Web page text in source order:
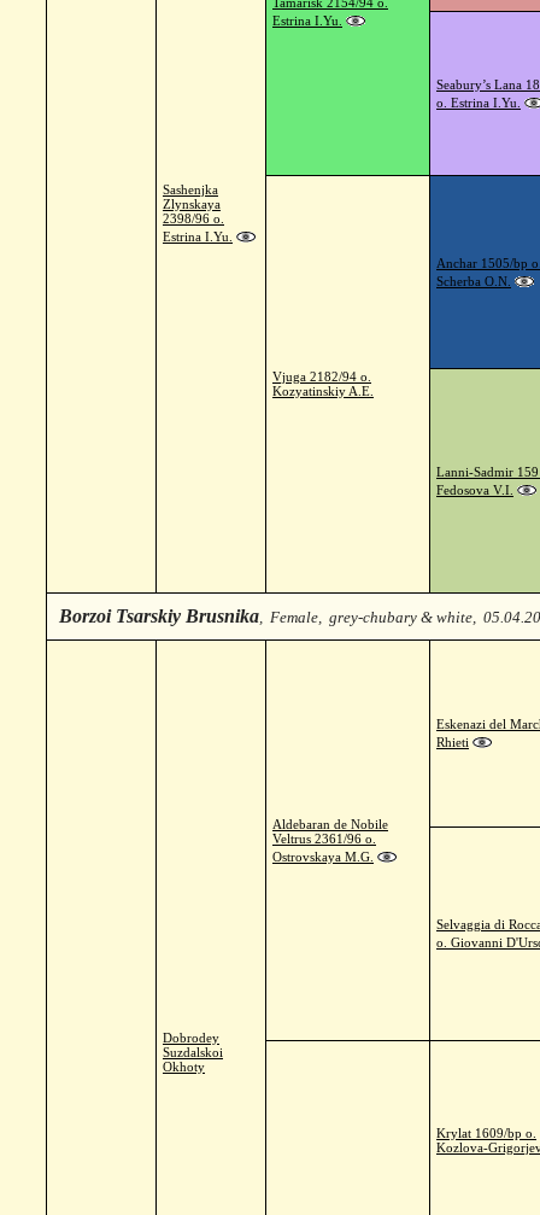
Sashenjka
Zlynskaya
2398/96 o.
Estrina I.Yu.
Estrina I.Yu.
Seabury’s Lana
o. Estrina I.Yu.
Vjuga 2182/94 o.
Kozyatinskiy A.E.
Anchar 1505/bp
Scherba O.N.
Lanni-Sadmir
Fedosova V.I.
Borzoi Tsarskiy Brusnika, Female, grey-chubary & white,
Dobrodey
Suzdalskoi
Okhoty
Aldebaran de Nobile
Veltrus 2361/96 o.
Ostrovskaya M.G.
Eskenazi del
Rhieti
Selvaggia di
o. Giovanni
Krylat 1609/bp o.
Kozlova-